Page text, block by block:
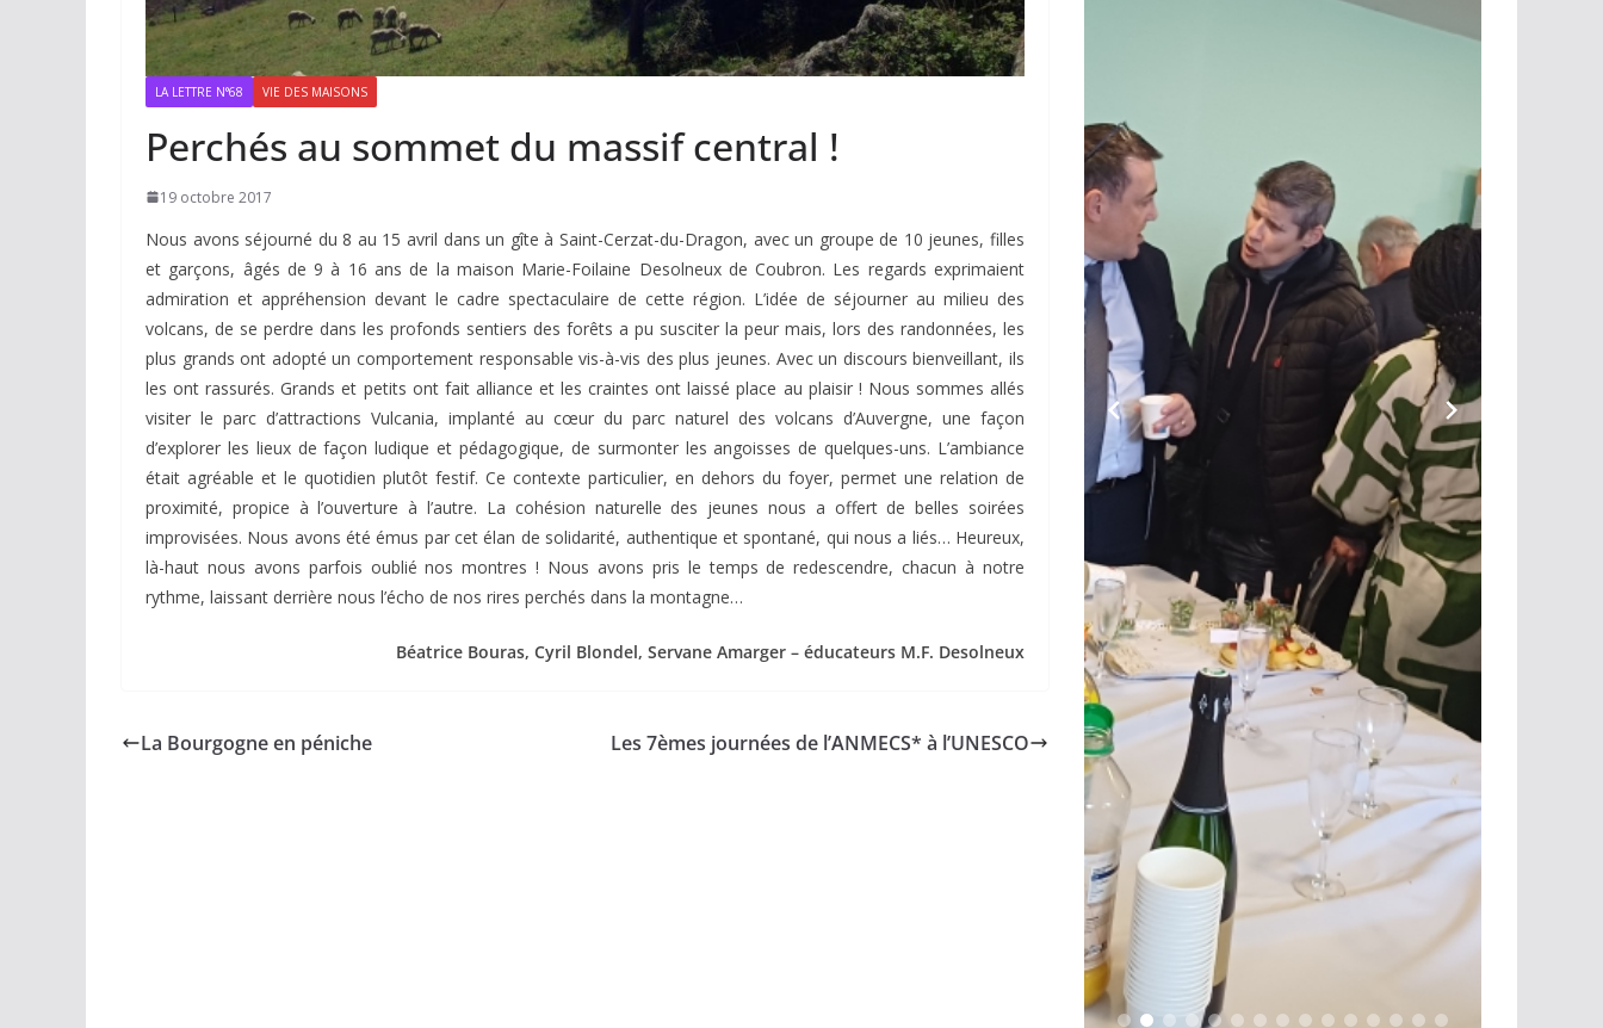
LA LETTRE N°68 VIE DES MAISONS
Perchés au sommet du massif central !
19 octobre 2017
Nous avons séjourné du 8 au 15 avril dans un gîte à Saint-Cerzat-du-Dragon, avec un groupe de 10 jeunes, filles
et garçons, âgés de 9 à 16 ans de la maison Marie-Foilaine Desolneux de Coubron. Les regards exprimaient
admiration et appréhension devant le cadre spectaculaire de cette région. L’idée de séjourner au milieu des
volcans, de se perdre dans les profonds sentiers des forêts a pu susciter la peur mais, lors des randonnées, les
plus grands ont adopté un comportement responsable vis-à-vis des plus jeunes. Avec un discours bienveillant, ils
les ont rassurés. Grands et petits ont fait alliance et les craintes ont laissé place au plaisir ! Nous sommes allés
visiter le parc d’attractions Vulcania, implanté au cœur du parc naturel des volcans d’Auvergne, une façon
d’explorer les lieux de façon ludique et pédagogique, de surmonter les angoisses de quelques-uns. L’ambiance
était agréable et le quotidien plutôt festif. Ce contexte particulier, en dehors du foyer, permet une relation de
proximité, propice à l’ouverture à l’autre. La cohésion naturelle des jeunes nous a offert de belles soirées
improvisées. Nous avons été émus par cet élan de solidarité, authentique et spontané, qui nous a liés… Heureux,
là-haut nous avons parfois oublié nos montres ! Nous avons pris le temps de redescendre, chacun à notre
rythme, laissant derrière nous l’écho de nos rires perchés dans la montagne…
Béatrice Bouras, Cyril Blondel, Servane Amarger – éducateurs M.F. Desolneux
La Bourgogne en péniche Les 7èmes journées de l’ANMECS* à l’UNESCO